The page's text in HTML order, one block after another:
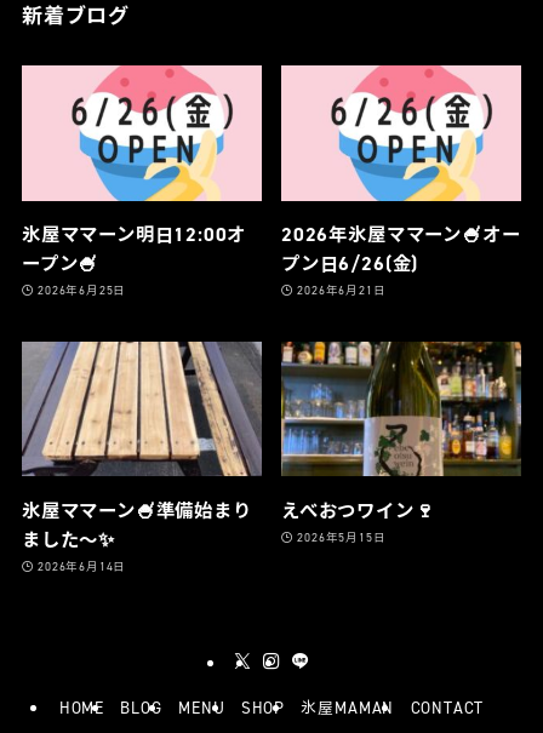
新着ブログ
氷屋ママーン明日12:00オ
ープン🍧
2026年6月25日
2026年氷屋ママーン🍧オー
プン日6/26(金)
2026年6月21日
氷屋ママーン🍧準備始まり
ました〜✨
2026年6月14日
えべおつワイン🍷
2026年5月15日
HOME BLOG MENU SHOP 氷屋MAMAN
CONTACT